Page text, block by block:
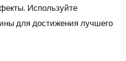
Используйте
для достижения лучшего